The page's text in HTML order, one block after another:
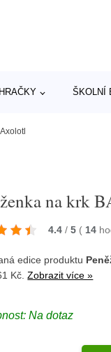
ŠKOLNÍ
na krk
4.4 / 5 ( 14
edice produktu
Kč.Zobrazit více »
Na dotaz